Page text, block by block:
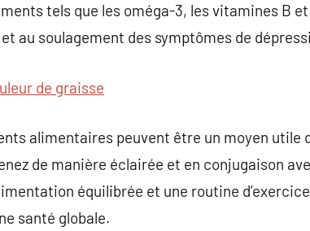
tels que les oméga-3, les vitamines B
au soulagement des symptômes de
de graisse
alimentaires peuvent être un moyen
de manière éclairée et en conjugaison
équilibrée et une routine
santé globale.